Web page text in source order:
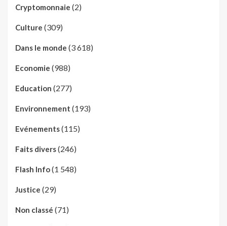
Cryptomonnaie (2)
Culture (309)
Dans le monde (3 618)
Economie (988)
Education (277)
Environnement (193)
Evénements(115)
Faits divers(246)
Flash Info(1 548)
Justice (29)
Non classé (71)